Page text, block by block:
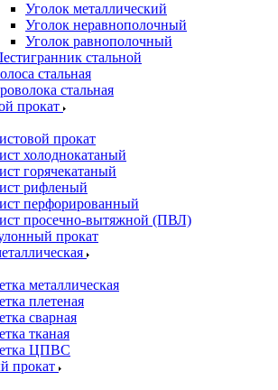
Уголок металлический
Уголок неравнополочный
Уголок равнополочный
стальной
стальная
стальная
прокат
прокат
холоднокатаный
горячекатаный
рифленый
перфорированный
просечно-вытяжной (ПВЛ)
прокат
металлическая
плетеная
сварная
тканая
ЦПВС
прокат